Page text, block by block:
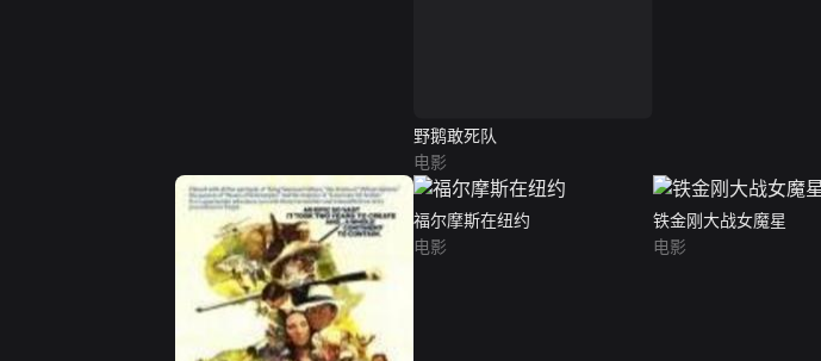
野鹅敢死队
电影
福尔摩斯在纽约
电影
铁金刚大战女魔星
电影